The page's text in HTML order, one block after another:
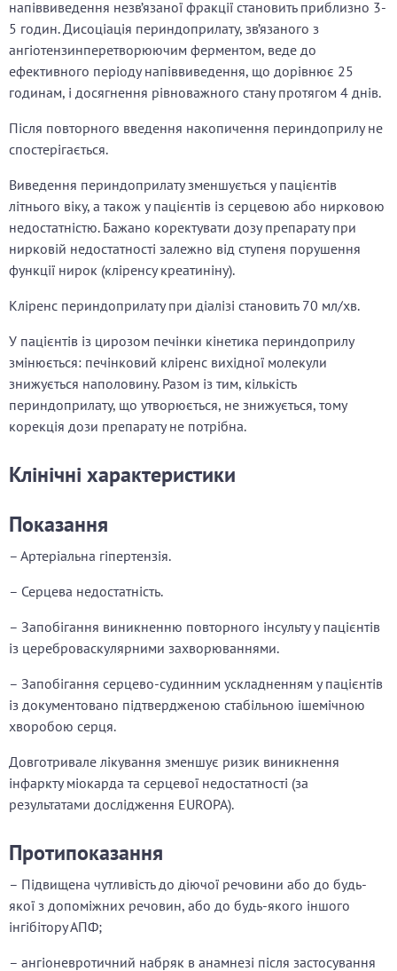
напіввиведення незв’язаної фракції становить приблизно 3-
5 годин. Дисоціація периндоприлату, зв’язаного з
ангіотензинперетворюючим ферментом, веде до
ефективного періоду напіввиведення, що дорівнює 25
годинам, і досягнення рівноважного стану протягом 4 днів.
Після повторного введення накопичення периндоприлу не
спостерігається.
Виведення периндоприлату зменшується у пацієнтів
літнього віку, а також у пацієнтів із серцевою або нирковою
недостатністю. Бажано коректувати дозу препарату при
нирковій недостатності залежно від ступеня порушення
функції нирок (кліренсу креатиніну).
Кліренс периндоприлату при діалізі становить 70 мл/хв.
У пацієнтів із цирозом печінки кінетика периндоприлу
змінюється: печінковий кліренс вихідної молекули
знижується наполовину. Разом із тим, кількість
периндоприлату, що утворюється, не знижується, тому
корекція дози препарату не потрібна.
Клінічні характеристики
Показання
– Артеріальна гіпертензія.
– Серцева недостатність.
– Запобігання виникненню повторного інсульту у пацієнтів
із цереброваскулярними захворюваннями.
– Запобігання серцево-судинним ускладненням у пацієнтів
із документовано підтвердженою стабільною ішемічною
хворобою серця.
Довготривале лікування зменшує ризик виникнення
інфаркту міокарда та серцевої недостатності (за
результатами дослідження EUROPA).
Протипоказання
– Підвищена чутливість до діючої речовини або до будь-
якої з допоміжних речовин, або до будь-якого іншого
інгібітору АПФ;
– ангіоневротичний набряк в анамнезі після застосування